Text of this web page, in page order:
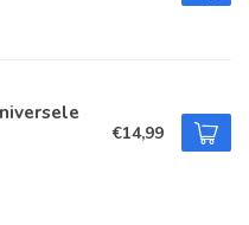
€14,99